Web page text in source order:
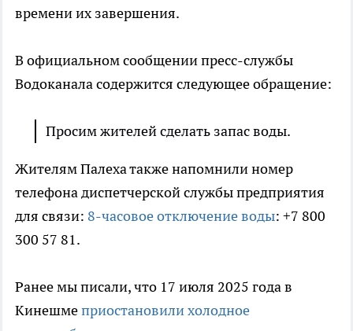
времени их завершения.
В официальном сообщении пресс-службы
Водоканала содержится следующее обращение:
Просим жителей сделать запас воды.
Жителям Палеха также напомнили номер
телефона диспетчерской службы предприятия
для связи: 8-часовое отключение воды: +7 800
300 57 81.
Ранее мы писали, что 17 июля 2025 года в
Кинешмеприостановили холодное